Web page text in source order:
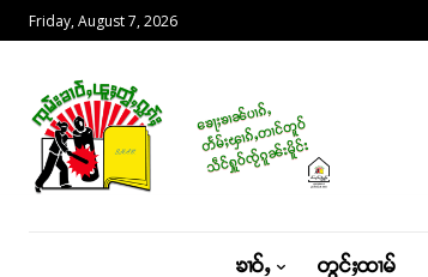
Friday, August 7, 2026
ၶၢဝ်ႇ တွင်ႈထၢမ်